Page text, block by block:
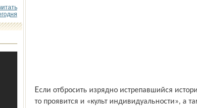
Если отбросить изрядно истрепавшийся исторический подтекст этого словосочетания,
то проявится и «культ индивидуальности», а